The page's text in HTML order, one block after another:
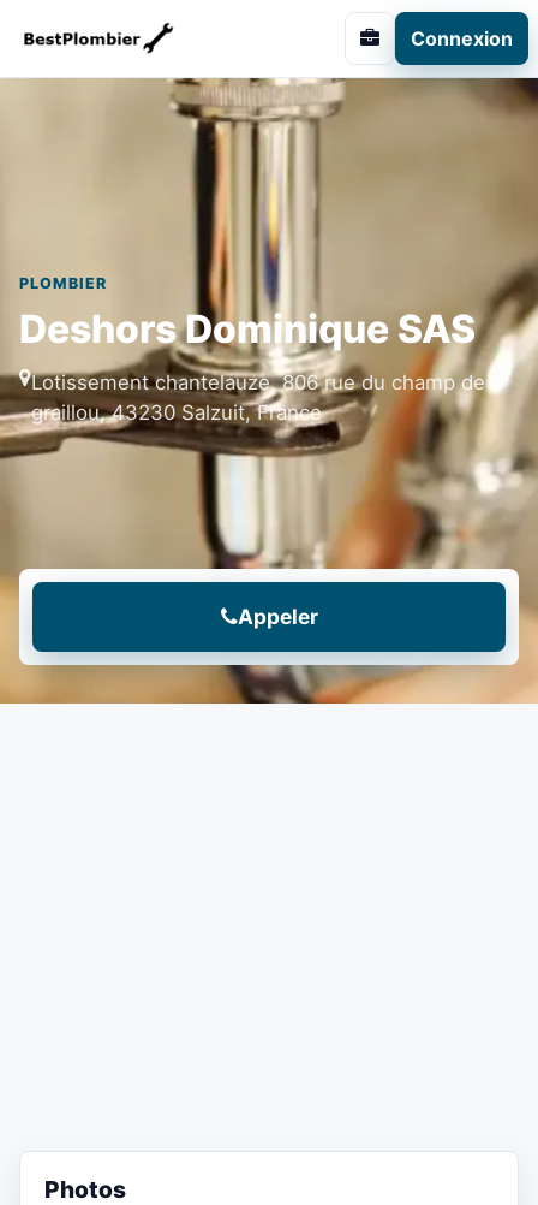
Connexion
PLOMBIER
Deshors Dominique SAS
Lotissement chantelauze, 806 rue du champ de
graillou, 43230 Salzuit, France
Appeler
Photos